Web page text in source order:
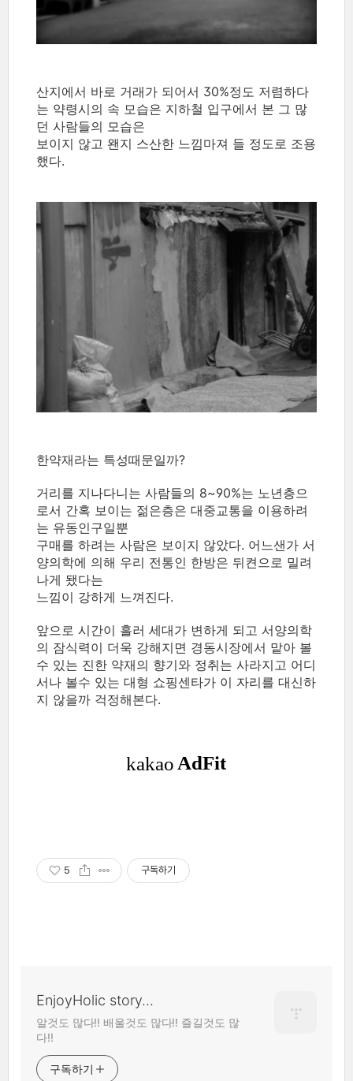
산지에서 바로 거래가 되어서 30%정도 저렴하다
는 약령시의 속 모습은 지하철 입구에서 본 그 많
던 사람들의 모습은
보이지 않고 왠지 스산한 느낌마져 들 정도로 조용
했다.
한약재라는 특성때문일까?
거리를 지나다니는 사람들의 8~90%는 노년층으
로서 간혹 보이는 젊은층은 대중교통을 이용하려
는 유동인구일뿐
구매를 하려는 사람은 보이지 않았다. 어느샌가 서
양의학에 의해 우리 전통인 한방은 뒤켠으로 밀려
나게 됐다는
느낌이 강하게 느껴진다.
앞으로 시간이 흘러 세대가 변하게 되고 서양의학
의 잠식력이 더욱 강해지면 경동시장에서 맡아 볼
수 있는 진한 약재의 향기와 정취는 사라지고 어디
서나 볼수 있는 대형 쇼핑센타가 이 자리를 대신하
지 않을까 걱정해본다.
5 구독하기
EnjoyHolic story...
알것도 많다!! 배울것도 많다!! 즐길것도 많
다!!
구독하기